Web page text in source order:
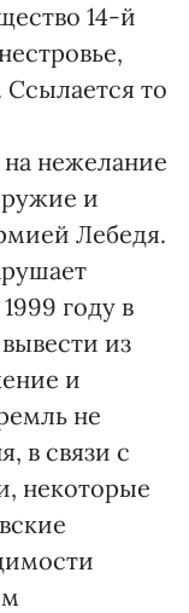
14-й
то
нежелание
и
Лебедя.
году в
из
и
не
в связи с
некоторые